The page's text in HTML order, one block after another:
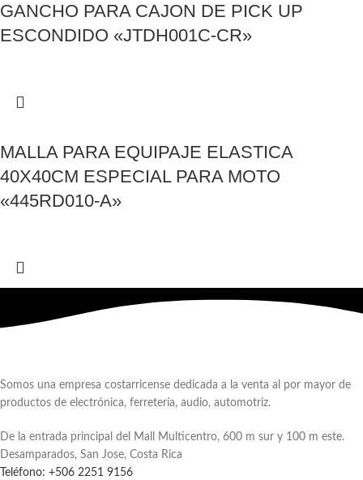
GANCHO PARA CAJON DE PICK UP
ESCONDIDO «JTDH001C-CR»
MALLA PARA EQUIPAJE ELASTICA
40X40CM ESPECIAL PARA MOTO
«445RD010-A»
Somos una empresa costarricense dedicada a la venta al por mayor de
productos de electrónica, ferretería, audio, automotriz.
De la entrada principal del Mall Multicentro, 600 m sur y 100 m este.
Desamparados, San Jose, Costa Rica
Teléfono: +506 2251 9156